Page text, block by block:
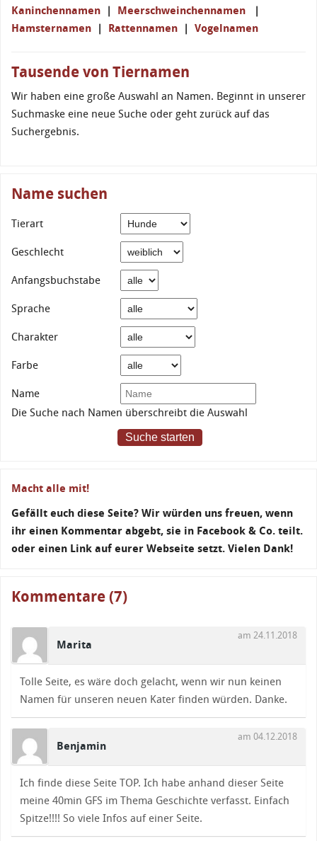
Kaninchennamen | Meerschweinchennamen |
Hamsternamen | Rattennamen | Vogelnamen
Tausende von Tiernamen
Wir haben eine große Auswahl an Namen. Beginnt in unserer
Suchmaske eine neue Suche oder geht zurück auf das
Suchergebnis.
Name suchen
Tierart
Geschlecht
Anfangsbuchstabe
Sprache
Charakter
Farbe
Name
Die Suche nach Namen überschreibt die Auswahl
Suche starten
Macht alle mit!
Gefällt euch diese Seite? Wir würden uns freuen, wenn
ihr einen Kommentar abgebt, sie in Facebook & Co. teilt.
oder einen Link auf eurer Webseite setzt. Vielen Dank!
Kommentare (7)
Marita
am 24.11.2018
Tolle Seite, es wäre doch gelacht, wenn wir nun keinen
Namen für unseren neuen Kater finden würden. Danke.
Benjamin
am 04.12.2018
Ich finde diese Seite TOP. Ich habe anhand dieser Seite
meine 40min GFS im Thema Geschichte verfasst. Einfach
Spitze!!!! So viele Infos auf einer Seite.